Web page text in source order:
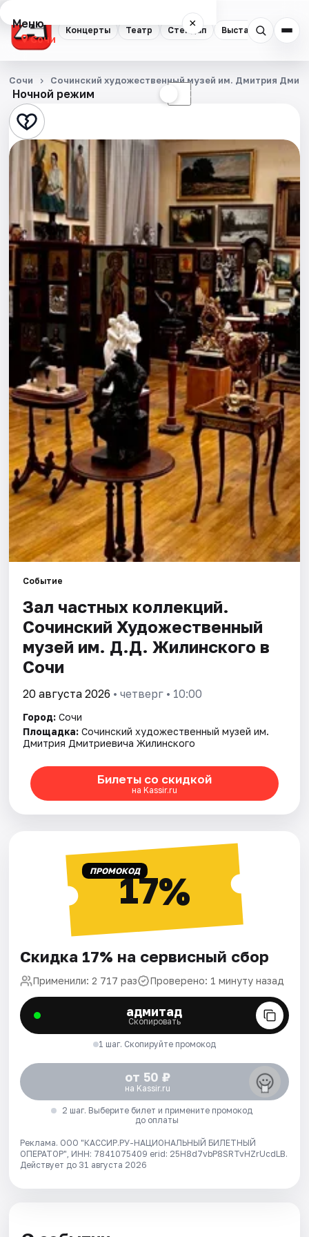
Концерты Театр Стендап Выставки
Меню ×
Сочи
Концерты
Театр
Стендап
Выставки
Квесты
Экскурсии
Спорт
События
Города
Площадки
Артисты
Рейтинги
Ночной режим ☾
Сочи Сочинский художественный музей им. Дмитрия
Событие
Зал частных коллекций.
Сочинский Художественный
музей им. Д.Д. Жилинского в
Сочи
20 августа 2026 • четверг • 10:00
Город: Сочи
Площадка: Сочинский художественный музей им.
Дмитрия Дмитриевича Жилинского
Билеты со скидкой
на Kassir.ru
ПРОМОКОД17%
Скидка 17% на сервисный сбор
Применили: 2 717 раз Проверено: 1 минуту назад
адмитад
Скопировать
1 шаг. Скопируйте промокод
от 50 ₽
на Kassir.ru
2 шаг. Выберите билет и примените промокод
до оплаты
Реклама. ООО "КАССИР.РУ-НАЦИОНАЛЬНЫЙ БИЛЕТНЫЙ
ОПЕРАТОР", ИНН: 7841075409 erid: 25H8d7vbP8SRTvHZrUcdLB.
Действует до 31 августа 2026